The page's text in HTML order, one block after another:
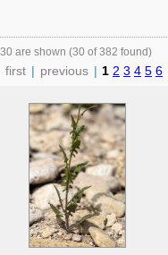
are shown (30 of 382 found)
first | previous | 1 2 3 4 5 6